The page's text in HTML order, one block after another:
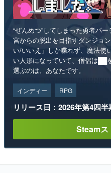
“ぜんめつ”してしまった勇者パ
宮からの脱出を目指すダンジョ
い/いいえ」しか喋れず、魔法使
い人形になっていて、僧侶は██
選ぶのは、あなたです。
インディー RPG
リリース日：2026年第4四半
Steamス